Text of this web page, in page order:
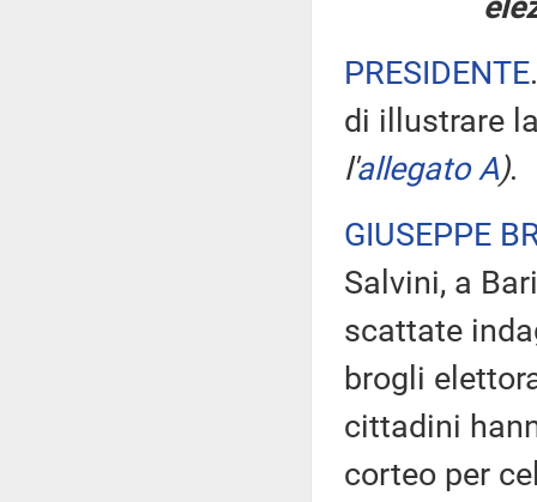
PRESIDENTE
di illustrare
l'allegato A).
GIUSEPPE
Salvini, a
scattate
brogli
cittadini
corteo per